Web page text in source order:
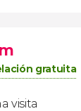
gratuita
visita